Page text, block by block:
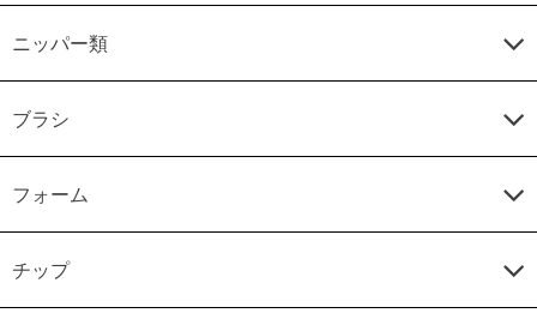
ニッパー類
ブラシ
フォーム
チップ